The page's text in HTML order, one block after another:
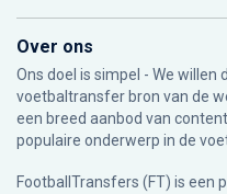
Over ons
Ons doel is simpel - We
voetbaltransfer bron van de
een breed aanbod van
populaire onderwerp in de
FootballTransfers (FT) is